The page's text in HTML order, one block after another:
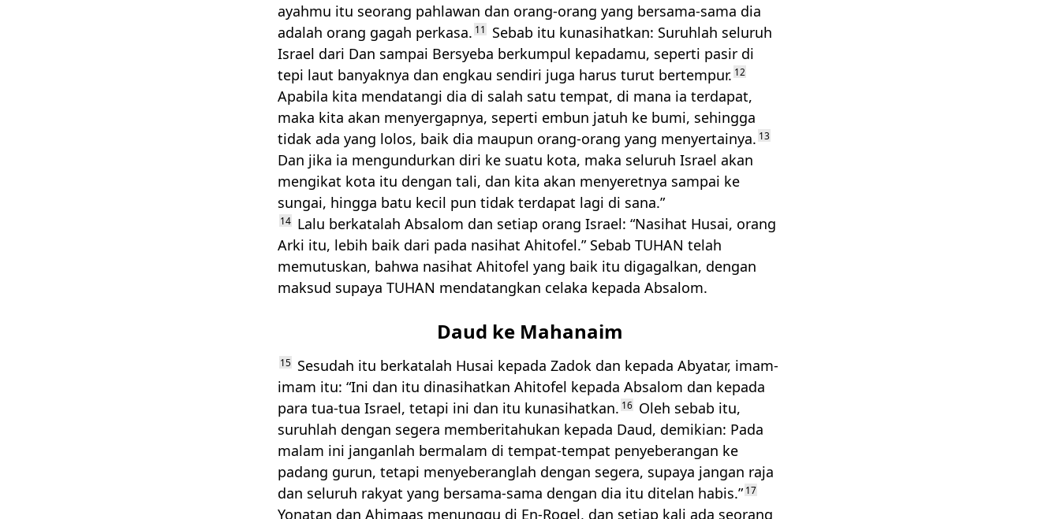
ayahmu itu seorang pahlawan dan orang-orang yang bersama-sama dia
adalah orang gagah perkasa. 11
Sebab itu kunasihatkan: Suruhlah seluruh
Israel dari Dan sampai Bersyeba berkumpul kepadamu, seperti pasir di
tepi laut banyaknya dan engkau sendiri juga harus turut bertempur. 12
Apabila kita mendatangi dia di salah satu tempat, di mana ia terdapat,
maka kita akan menyergapnya, seperti embun jatuh ke bumi, sehingga
tidak ada yang lolos, baik dia maupun orang-orang yang menyertainya. 13
Dan jika ia mengundurkan diri ke suatu kota, maka seluruh Israel akan
mengikat kota itu dengan tali, dan kita akan menyeretnya sampai ke
sungai, hingga batu kecil pun tidak terdapat lagi di sana.”
14 Lalu berkatalah Absalom dan setiap orang Israel: “Nasihat Husai, orang
Arki itu, lebih baik dari pada nasihat Ahitofel.” Sebab TUHAN telah
memutuskan, bahwa nasihat Ahitofel yang baik itu digagalkan, dengan
maksud supaya TUHAN mendatangkan celaka kepada Absalom.
Daud ke Mahanaim
15
Sesudah itu berkatalah Husai kepada Zadok dan kepada Abyatar, imam-
imam itu: “Ini dan itu dinasihatkan Ahitofel kepada Absalom dan kepada
para tua-tua Israel, tetapi ini dan itu kunasihatkan. 16 Oleh sebab itu,
suruhlah dengan segera memberitahukan kepada Daud, demikian: Pada
malam ini janganlah bermalam di tempat-tempat penyeberangan ke
padang gurun, tetapi menyeberanglah dengan segera, supaya jangan raja
dan seluruh rakyat yang bersama-sama dengan dia itu ditelan habis.” 17
Yonatan dan Ahimaas menunggu di En-Rogel, dan setiap kali ada seorang